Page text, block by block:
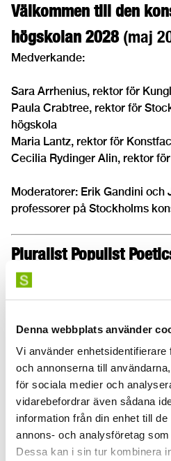
Denna webbplats använder
Vi använder
och annonserna till
för sociala medier och
vidarebefordrar även sådana
information från din enhet till
annons- och analysföretag
Dessa kan i sin tur kombinera
Välkommen till den
högskolan 2028(maj
Medverkande:
Sara Arrhenius, rektor för
Paula Crabtree, rektor för
högskola
Maria Lantz, rektor för
Cecilia Rydinger Alin, rektor
Moderatorer: Erik Gandini och
professorer på Stockholms
Pluralist Populist
Medverkande:
Kan världen rädda
2017)
Medverkande:
John-Paul Zaccarini, skribent
Pernilla Glaser, författare,